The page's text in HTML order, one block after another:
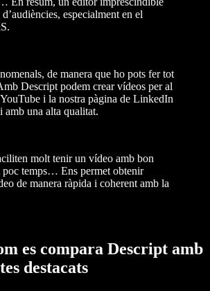
especialment en el
de manera que ho pots fer tot
Descript podem crear vídeos per al
i la nostra pàgina de LinkedIn
amb una alta qualitat.
molt tenir un vídeo amb bon
poc temps… Ens permet obtenir
de manera ràpida i coherent amb la
es compara Descript amb
destacats